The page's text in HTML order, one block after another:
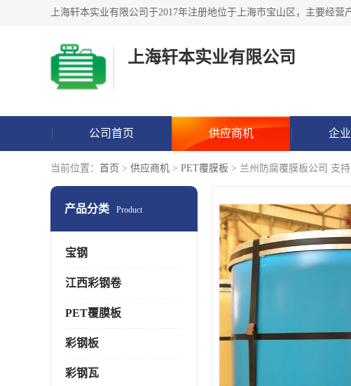
上海轩本实业有限公司
公司首页 供应商机 企
当前位置： 首页 > 供应商机 > PET覆膜板 > 兰州防腐覆膜板公司 支持
产品分类 Product
宝钢
江西彩钢卷
PET覆膜板
彩钢板
彩钢瓦